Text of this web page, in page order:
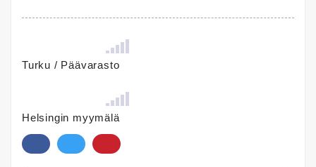
Turku / Päävarasto
Helsingin myymälä